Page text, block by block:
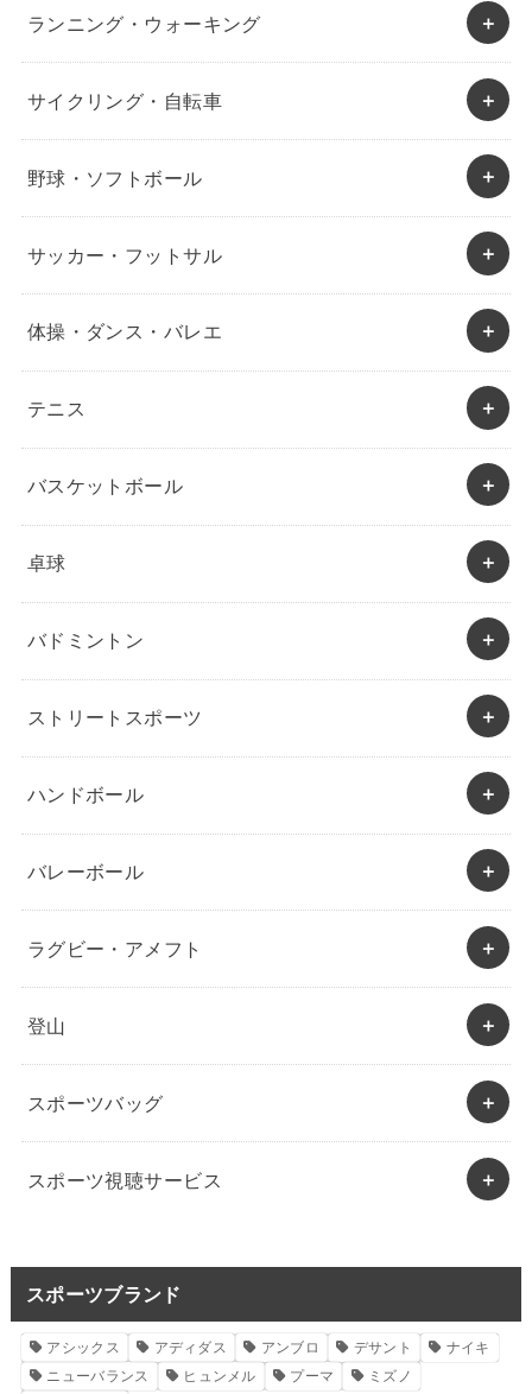
ランニング・ウォーキング
サイクリング・自転車
野球・ソフトボール
サッカー・フットサル
体操・ダンス・バレエ
テニス
バスケットボール
卓球
バドミントン
ストリートスポーツ
ハンドボール
バレーボール
ラグビー・アメフト
登山
スポーツバッグ
スポーツ視聴サービス
スポーツブランド
アシックス アディダス アンブロ デサント
ナイキ
ニューバランス
ヒュンメル プーマ
ミズノ